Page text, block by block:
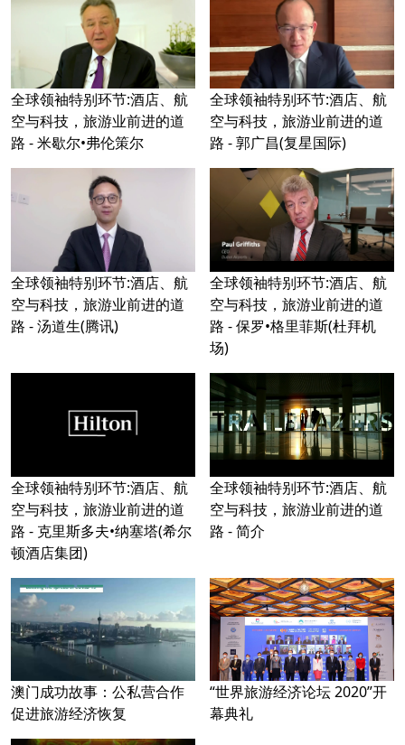
全球领袖特别环节:酒店、航
空与科技，旅游业前进的道
路 - 米歇尔•弗伦策尔
全球领袖特别环节:酒店、航
空与科技，旅游业前进的道
路 - 郭广昌(复星国际)
全球领袖特别环节:酒店、航
空与科技，旅游业前进的道
路 - 汤道生(腾讯)
全球领袖特别环节:酒店、航
空与科技，旅游业前进的道
路 - 保罗•格里菲斯(杜拜机
场)
全球领袖特别环节:酒店、航
空与科技，旅游业前进的道
路 - 克里斯多夫•纳塞塔(希尔
顿酒店集团)
全球领袖特别环节:酒店、航
空与科技，旅游业前进的道
路 - 简介
澳门成功故事：公私营合作
促进旅游经济恢复
“世界旅游经济论坛 2020”开
幕典礼